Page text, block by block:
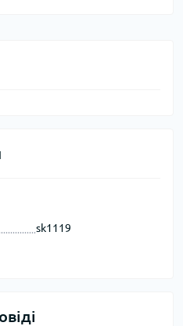
sk1119